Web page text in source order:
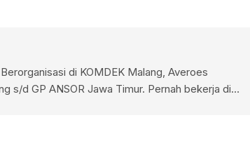
di KOMDEK Malang, Averoes
s/d GP ANSOR Jawa Timur. Pernah bekerja di